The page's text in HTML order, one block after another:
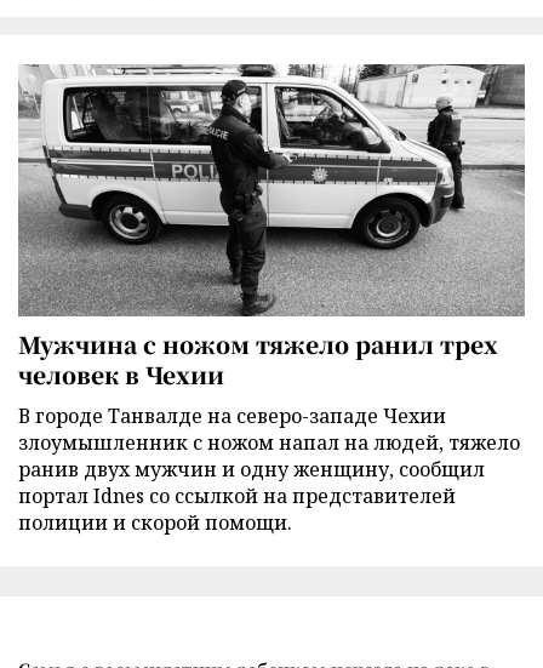
Мужчина с ножом тяжело ранил трех
человек в Чехии
В городе Танвалде на северо-западе Чехии
злоумышленник с ножом напал на людей, тяжело
ранив двух мужчин и одну женщину, сообщил
портал Idnes со ссылкой на представителей
полиции и скорой помощи.